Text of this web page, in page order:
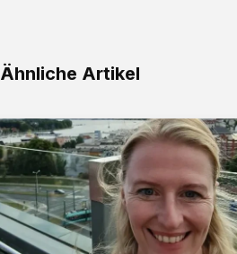
Ähnliche Artikel